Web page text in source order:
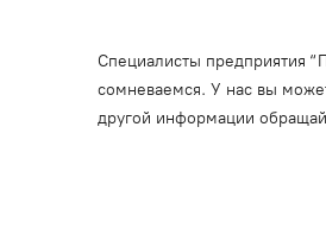
Специалисты предприятия
сомневаемся. У нас вы
другой информации